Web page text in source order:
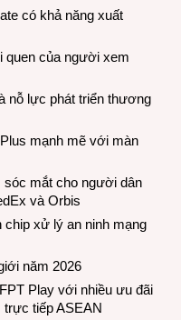
có khả năng xuất
quen của người xem
nỗ lực phát triển thương
mạnh mẽ với màn
sóc mắt cho người dân
và Orbis
chip xử lý an ninh mạng
năm 2026
Play với nhiều ưu đãi
tiếp ASEAN